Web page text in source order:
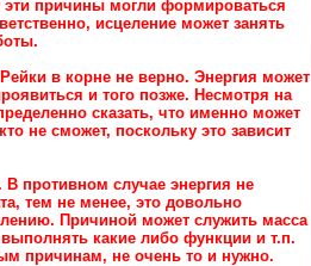
причины могли формироваться
исцеление может занять
в корне не верно. Энергия может
и того позже. Несмотря на
сказать, что именно может
не сможет, поскольку это зависит
противном случае энергия не
тем не менее, это довольно
Причиной может служить масса
какие либо функции и т.п.
причинам, не очень то и нужно.